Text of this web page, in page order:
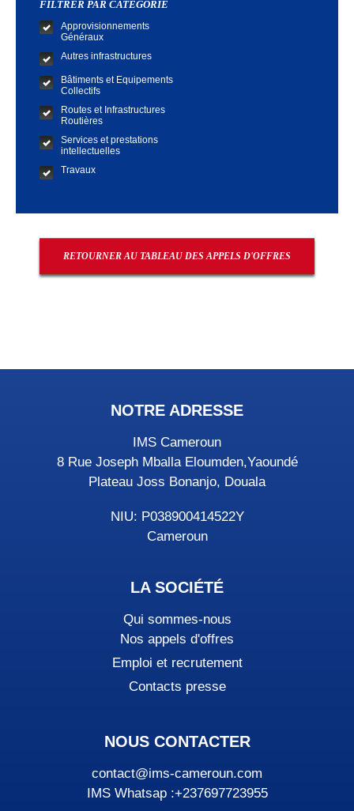
FILTRER PAR CATÉGORIE
Approvisionnements
Généraux
Autres infrastructures
Bâtiments et Equipements
Collectifs
Routes et Infrastructures
Routières
Services et prestations
intellectuelles
Travaux
RETOURNER AU TABLEAU DES APPELS D'OFFRES
NOTRE ADRESSE
IMS Cameroun
8 Rue Joseph Mballa Eloumden,Yaoundé
Plateau Joss Bonanjo, Douala
NIU: P038900414522Y
Cameroun
LA SOCIÉTÉ
Qui sommes-nous
Nos appels d'offres
Emploi et recrutement
Contacts presse
NOUS CONTACTER
contact@ims-cameroun.com
IMS Whatsap :+237697723955